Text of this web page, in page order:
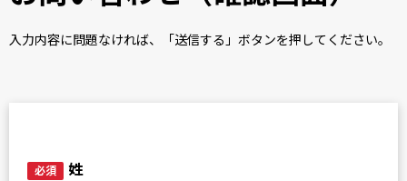
入力内容に問題なければ、「送信する」ボタンを押してください。
必須 姓